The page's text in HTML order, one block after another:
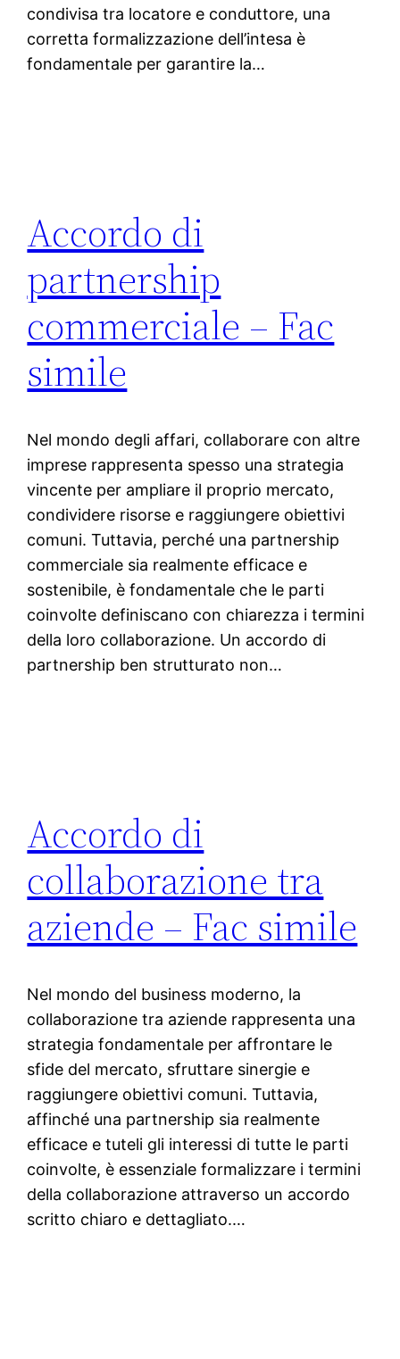
condivisa tra locatore e conduttore, una
corretta formalizzazione dell’intesa è
fondamentale per garantire la…
Accordo di
partnership
commerciale – Fac
simile
Nel mondo degli affari, collaborare con altre
imprese rappresenta spesso una strategia
vincente per ampliare il proprio mercato,
condividere risorse e raggiungere obiettivi
comuni. Tuttavia, perché una partnership
commerciale sia realmente efficace e
sostenibile, è fondamentale che le parti
coinvolte definiscano con chiarezza i termini
della loro collaborazione. Un accordo di
partnership ben strutturato non…
Accordo di
collaborazione tra
aziende – Fac simile
Nel mondo del business moderno, la
collaborazione tra aziende rappresenta una
strategia fondamentale per affrontare le
sfide del mercato, sfruttare sinergie e
raggiungere obiettivi comuni. Tuttavia,
affinché una partnership sia realmente
efficace e tuteli gli interessi di tutte le parti
coinvolte, è essenziale formalizzare i termini
della collaborazione attraverso un accordo
scritto chiaro e dettagliato.…